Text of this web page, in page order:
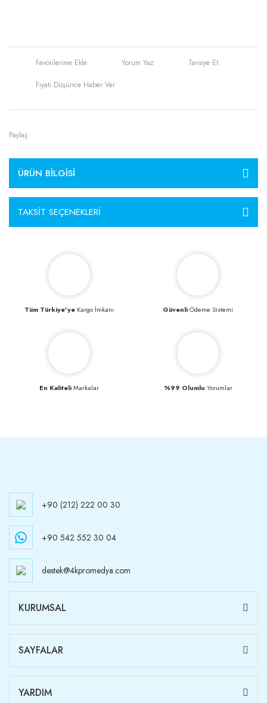
Yorum Yaz Tavsiye Et
Fiyatı Düşünce Haber Ver
Paylaş:
ÜRÜN BILGISI
TAKSIT SEÇENEKLERI
Tüm Türkiye’yeKargo İmkanı GüvenliÖdeme Sistemi
En KaliteliMarkalar %99 Olumlu Yorumlar
+90 (212) 222 00 30
+90 542 552 30 04
destek@4kpromedya.com
KURUMSAL
SAYFALAR
YARDIM